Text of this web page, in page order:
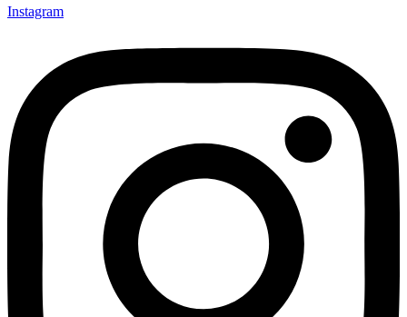
Instagram